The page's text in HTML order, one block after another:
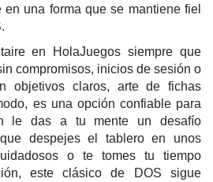
una forma que se mantiene fiel
en HolaJuegos siempre que
compromisos, inicios de sesión o
objetivos claros, arte de fichas
es una opción confiable para
le das a tu mente un desafío
despejes el tablero en unos
o te tomes tu tiempo
este clásico de DOS sigue